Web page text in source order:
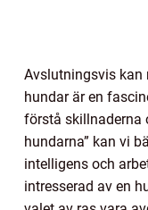
Avslutningsvis kan
hundar är en
förstå skillnaderna
hundarna” kan vi
intelligens och
intresserad av en